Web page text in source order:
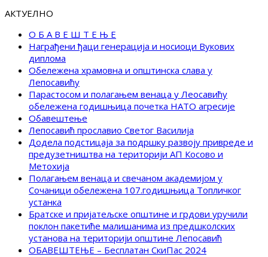
АКТУЕЛНО
О Б А В Е Ш Т Е Њ Е
Награђени ђаци генерација и носиоци Вукових
диплома
Обележена храмовна и општинска слава у
Лепосавићу
Парастосом и полагањем венаца у Леосавићу
обележена годишњица почетка НАТО агресије
Обавештење
Лепосавић прославио Светог Василија
Додела подстицаја за подршку развоју привреде и
предузетништва на територији АП Косово и
Метохија
Полагањем венаца и свечаном академијом у
Сочаници обележена 107.годишњица Топличког
устанка
Братске и пријатељске општине и грдови уручили
поклон пакетиће малишанима из предшколских
установа на територији општине Лепосавић
ОБАВЕШТЕЊЕ – Бесплатан СкиПас 2024